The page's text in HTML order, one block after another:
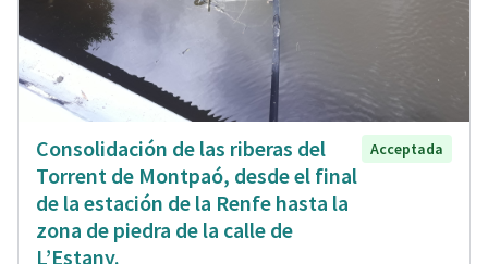
Consolidación de las riberas del
Torrent de Montpaó, desde el final
de la estación de la Renfe hasta la
zona de piedra de la calle de
L’Estany.
Acceptada